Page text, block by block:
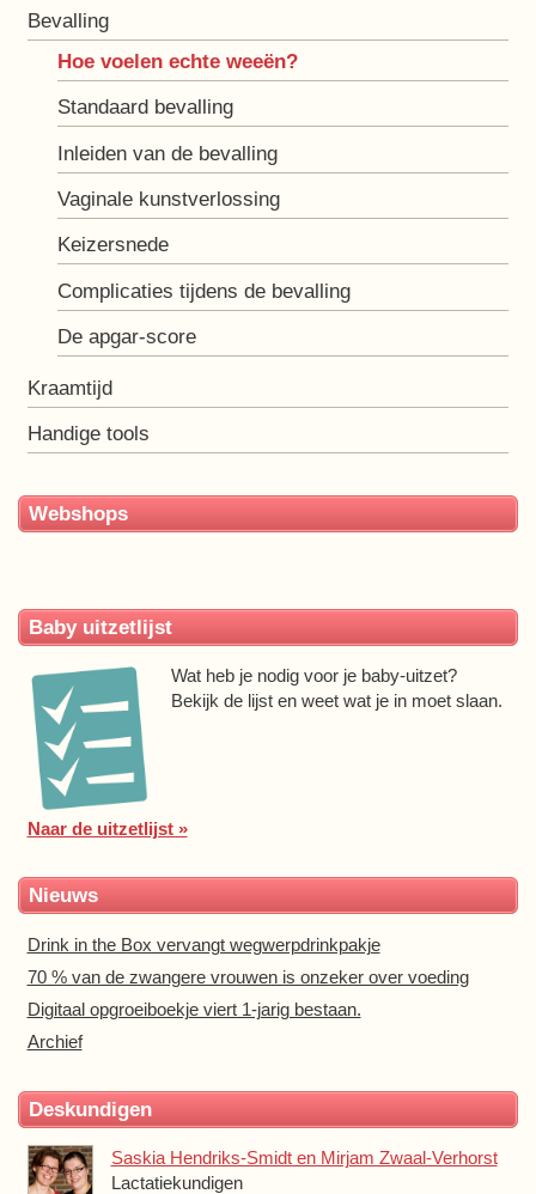
Bevalling
Hoe voelen echte weeën?
Standaard bevalling
Inleiden van de bevalling
Vaginale kunstverlossing
Keizersnede
Complicaties tijdens de bevalling
De apgar-score
Kraamtijd
Handige tools
Webshops
Baby uitzetlijst
Wat heb je nodig voor je baby-uitzet?
Bekijk de lijst en weet wat je in moet slaan.
Naar de uitzetlijst »
Nieuws
Drink in the Box vervangt wegwerpdrinkpakje
70 % van de zwangere vrouwen is onzeker over voeding
Digitaal opgroeiboekje viert 1-jarig bestaan.
Archief
Deskundigen
Saskia Hendriks-Smidt en Mirjam Zwaal-Verhorst
Lactatiekundigen